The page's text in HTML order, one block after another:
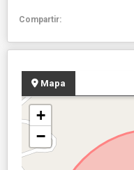
Compartir:
Mapa
+
−